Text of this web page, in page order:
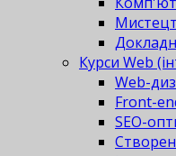
Курси Web
Web-
Front-
SEO-